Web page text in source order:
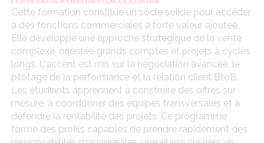
Cette formation constitue un socle solide pour accéder
à des fonctions commerciales à forte valeur ajoutée.
Elle développe une approche stratégique de la vente
complexe, orientée grands comptes et projets à cycles
longs. L'accent est mis sur la négociation avancée, le
pilotage de la performance et la relation client BtoB.
Les étudiants apprennent à construire des offres sur
mesure, à coordonner des équipes transversales et à
défendre la rentabilité des projets. Ce programme
forme des profils capables de prendre rapidement des